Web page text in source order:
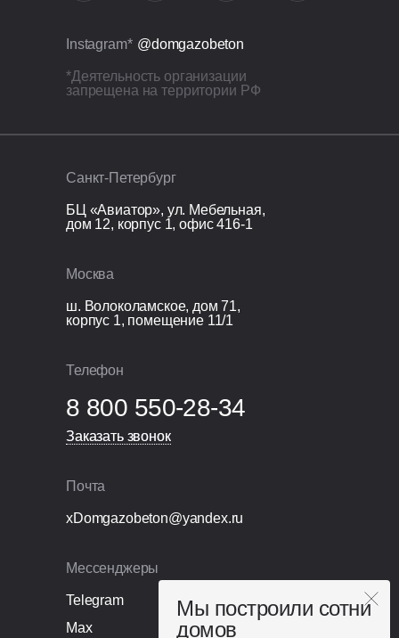
БЦ «Авиатор», ул. Мебельная,
дом 12, корпус 1, офис 416-1
xDomgazobeton@yandex.ru
Почта
Мессенджеры
Telegram
Max
Санкт-Петербург
Instagram* @domgazobeton
ш. Волоколамское, дом 71,
корпус 1, помещение 11/1
8 800 550-28-34
Москва
*Деятельность организации
запрещена на территории РФ
Заказать звонок
Заказать звонок
Телефон
Мы построили сотни
домов